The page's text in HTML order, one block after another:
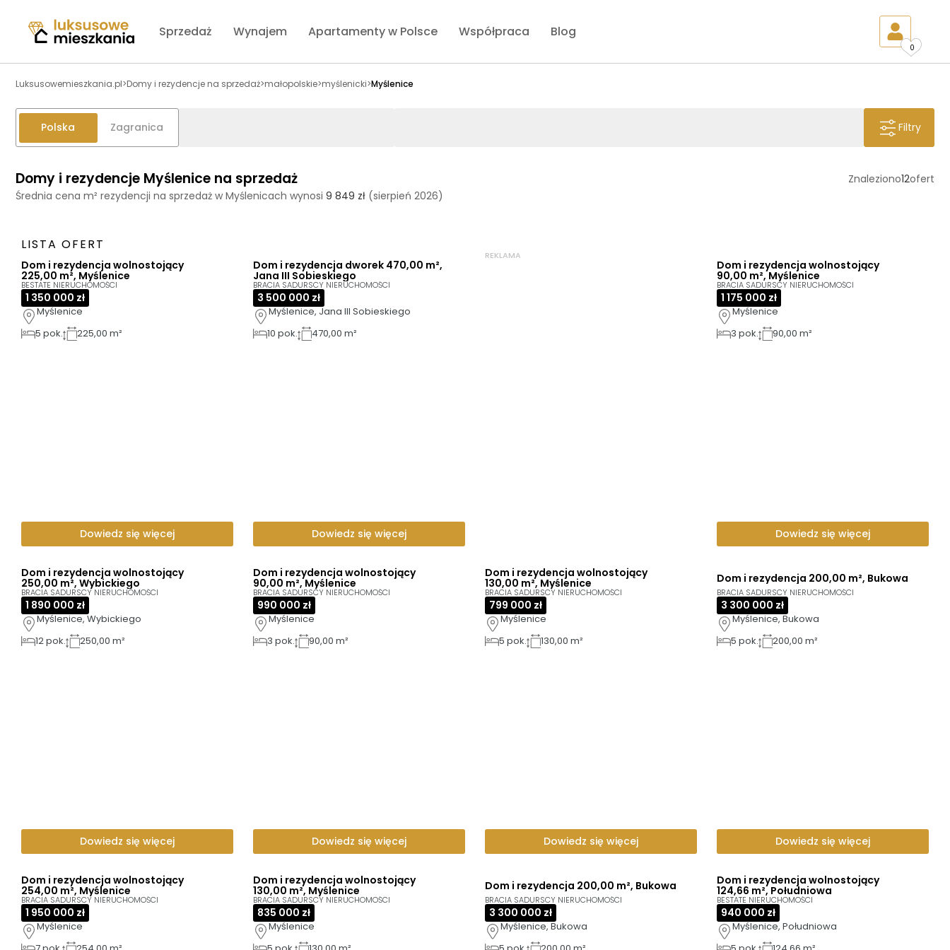
Sprzedaż Wynajem Apartamenty w Polsce Współpraca Blog
0
Luksusowemieszkania.pl>Domy i rezydencje na sprzedaż>małopolskie>myślenicki>Myślenice
Polska Zagranica Filtry
Domy i rezydencje Myślenice na sprzedaż
Średnia cena m² rezydencji na sprzedaż w Myślenicach wynosi 9 849 zł (sierpień 2026)
Znaleziono12ofert
LISTA OFERT
Dom i rezydencja wolnostojący
225,00 m², Myślenice
BESTATE NIERUCHOMOŚCI
1 350 000 zł
Myślenice
5 pok. 225,00 m²
Dowiedz się więcej
Dom i rezydencja dworek 470,00 m²,
Jana III Sobieskiego
BRACIA SADURSCY NIERUCHOMOŚCI
3 500 000 zł
Myślenice, Jana III Sobieskiego
10 pok. 470,00 m²
Dowiedz się więcej
REKLAMA
Dom i rezydencja wolnostojący
90,00 m², Myślenice
BRACIA SADURSCY NIERUCHOMOŚCI
1 175 000 zł
Myślenice
3 pok. 90,00 m²
Dowiedz się więcej
Dom i rezydencja wolnostojący
250,00 m², Wybickiego
BRACIA SADURSCY NIERUCHOMOŚCI
1 890 000 zł
Myślenice, Wybickiego
12pok. 250,00 m²
Dowiedz się więcej
Dom i rezydencja wolnostojący
90,00 m², Myślenice
BRACIA SADURSCY NIERUCHOMOŚCI
990 000 zł
Myślenice
3 pok. 90,00 m²
Dowiedz się więcej
Dom i rezydencja wolnostojący
130,00 m², Myślenice
BRACIA SADURSCY NIERUCHOMOŚCI
799 000 zł
Myślenice
5 pok. 130,00 m²
Dowiedz się więcej
Dom i rezydencja 200,00 m², Bukowa
BRACIA SADURSCY NIERUCHOMOŚCI
3 300 000 zł
Myślenice, Bukowa
5 pok. 200,00 m²
Dowiedz się więcej
Dom i rezydencja wolnostojący
254,00 m², Myślenice
BRACIA SADURSCY NIERUCHOMOŚCI
1 950 000 zł
Myślenice
Dom i rezydencja wolnostojący
130,00 m², Myślenice
BRACIA SADURSCY NIERUCHOMOŚCI
835 000 zł
Myślenice
Dom i rezydencja 200,00 m², Bukowa
BRACIA SADURSCY NIERUCHOMOŚCI
3 300 000 zł
Myślenice, Bukowa
Dom i rezydencja wolnostojący
124,66 m², Południowa
BESTATE NIERUCHOMOŚCI
940 000 zł
Myślenice, Południowa